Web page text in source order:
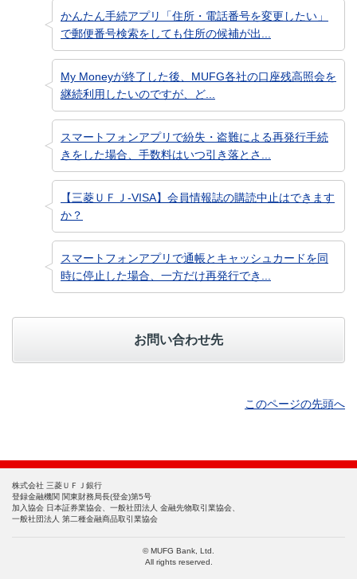
かんたん手続アプリ「住所・電話番号を変更したい」
で郵便番号検索をしても住所の候補が出...
My Moneyが終了した後、MUFG各社の口座残高照会を
継続利用したいのですが、ど...
スマートフォンアプリで紛失・盗難による再発行手続
きをした場合、手数料はいつ引き落とさ...
【三菱ＵＦＪ-VISA】会員情報誌の購読中止はできます
か？
スマートフォンアプリで通帳とキャッシュカードを同
時に停止した場合、一方だけ再発行でき...
お問い合わせ先
このページの先頭へ
株式会社 三菱ＵＦＪ銀行
登録金融機関 関東財務局長(登金)第5号
加入協会 日本証券業協会、一般社団法人 金融先物取引業協会、
一般社団法人 第二種金融商品取引業協会
© MUFG Bank, Ltd.
All rights reserved.